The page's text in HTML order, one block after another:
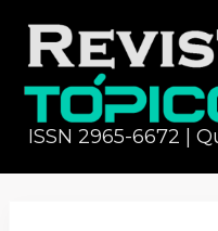
ISSN 2965-6672 |